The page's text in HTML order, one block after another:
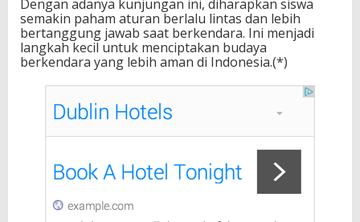
Dengan adanya kunjungan ini, diharapkan siswa
semakin paham aturan berlalu lintas dan lebih
bertanggung jawab saat berkendara. Ini menjadi
langkah kecil untuk menciptakan budaya
berkendara yang lebih aman di Indonesia.(*)